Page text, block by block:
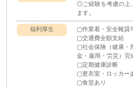
◎ご経験を考慮の上
ます。
福利厚生
▢作業着・安全靴貸
▢交通費全額支給
▢社会保険（健康・
金・雇用・労災）完
▢定期健康診断
▢更衣室・ロッカー
▢食堂あり